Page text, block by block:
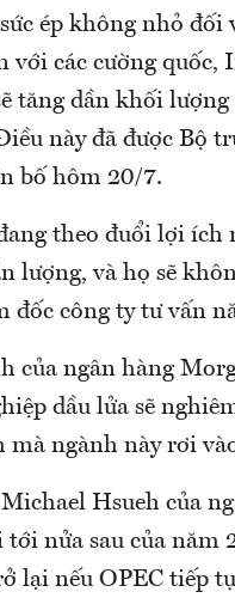
ép không nhỏ
với các cường
tăng dần khối
này đã được Bộ
bố hôm 20/7.
theo đuổi lợi
lượng, và họ sẽ
đốc công ty tư vấn
của ngân hàng
dầu lửa sẽ
mà ngành này rơi
Hsueh của
tới nửa sau của
lại nếu OPEC tiếp